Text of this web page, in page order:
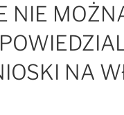
NIE
NA